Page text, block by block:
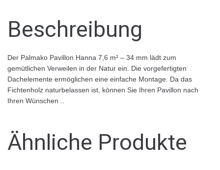
Beschreibung
Der Palmako Pavillon Hanna 7,6 m² – 34 mm lädt zum
gemütlichen Verweilen in der Natur ein. Die vorgefertigten
Dachelemente ermöglichen eine einfache Montage. Da das
Fichtenholz naturbelassen ist, können Sie Ihren Pavillon nach
Ihren Wünschen ..
Ähnliche Produkte